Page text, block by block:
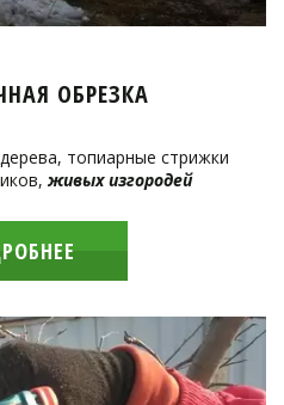
ОБРЕЗКА
топиарные стрижки
живых изгородей